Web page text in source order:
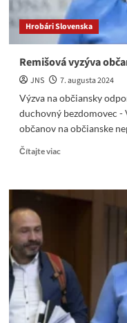
Hrobári Slovenska
Remišová vyzýva
JNS
7. augusta 2024
Výzva na občiansky
duchovný bezdomovec -
občanov na občianske
Čítajte viacRead
Remišová
vyzýva
nepokoje